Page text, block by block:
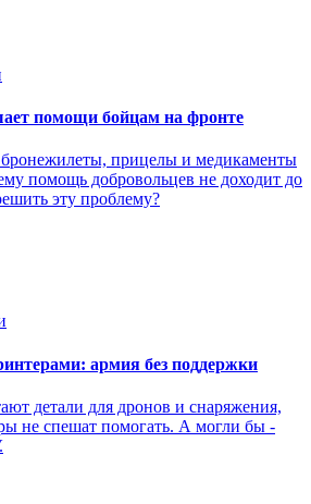
помощи бойцам на фронте
прицелы и медикаменты
помощь добровольцев не доходит до
эту проблему?
армия без поддержки
детали для дронов и снаряжения,
не спешат помогать. А могли бы -